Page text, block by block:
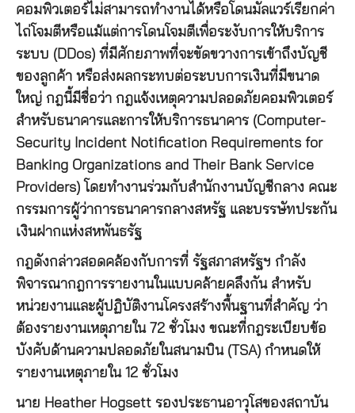
คอมพิวเตอร์ไม่สามารถทำงานได้หรือโดนมัลแวร์เรียกค่า
ไถ่โจมตีหรือแม้แต่การโดนโจมตีเพื่อระงับการให้บริการ
ระบบ (DDos) ที่มีศักยภาพที่จะขัดขวางการเข้าถึงบัญชี
ของลูกค้า หรือส่งผลกระทบต่อระบบการเงินที่มีขนาด
ใหญ่ กฎนี้มีชื่อว่า กฎแจ้งเหตุความปลอดภัยคอมพิวเตอร์
สำหรับธนาคารและการให้บริการธนาคาร (Computer-
Security Incident Notification Requirements for
Banking Organizations and Their Bank Service
Providers) โดยทำงานร่วมกับสำนักงานบัญชีกลาง คณะ
กรรมการผู้ว่าการธนาคารกลางสหรัฐ และบรรษัทประกัน
เงินฝากแห่งสหพันธรัฐ
กฎดังกล่าวสอดคล้องกับการที่ รัฐสภาสหรัฐฯ กำลัง
พิจารณากฎการรายงานในแบบคล้ายคลึงกัน สำหรับ
หน่วยงานและผู้ปฏิบัติงานโครงสร้างพื้นฐานที่สำคัญ ว่า
ต้องรายงานเหตุภายใน 72 ชั่วโมง ขณะที่กฎระเบียบข้อ
บังคับด้านความปลอดภัยในสนามบิน (TSA) กำหนดให้
รายงานเหตุภายใน 12 ชั่วโมง
นาย Heather Hogsett รองประธานอาวุโสของสถาบัน